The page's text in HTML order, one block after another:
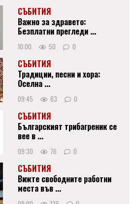
СЪБИТИЯ
Важно за здравето:
Безплатни прегледи ...
10:00 50 0
СЪБИТИЯ
Традиции, песни и хора:
Оселна ...
09:45 63 0
СЪБИТИЯ
Българският трибагреник се
вее в ...
09:30 76 0
СЪБИТИЯ
Вижте свободните работни
места във ...